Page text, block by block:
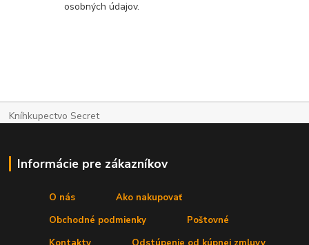
osobných údajov.
Kníhkupectvo Secret
Informácie pre zákazníkov
O nás
Ako nakupovať
Obchodné podmienky
Poštovné